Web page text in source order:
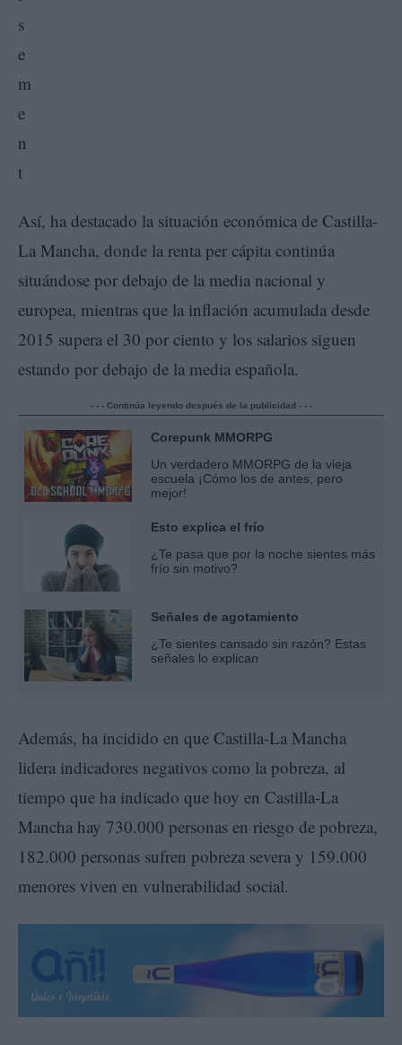
Así, ha destacado la situación económica de Castilla-
La Mancha, donde la renta per cápita continúa
situándose por debajo de la media nacional y
europea, mientras que la inflación acumulada desde
2015 supera el 30 por ciento y los salarios siguen
estando por debajo de la media española.
- - - Continúa leyendo después de la publicidad - - -
Corepunk MMORPG
Un verdadero MMORPG de la vieja
escuela ¡Cómo los de antes, pero
mejor!
Esto explica el frío
¿Te pasa que por la noche sientes más
frío sin motivo?
Señales de agotamiento
¿Te sientes cansado sin razón? Estas
señales lo explican
Además, ha incidido en que Castilla-La Mancha
lidera indicadores negativos como la pobreza, al
tiempo que ha indicado que hoy en Castilla-La
Mancha hay 730.000 personas en riesgo de pobreza,
182.000 personas sufren pobreza severa y 159.000
menores viven en vulnerabilidad social.